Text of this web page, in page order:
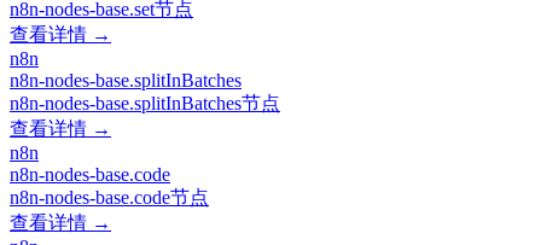
n8n-nodes-base.set节点
查看详情 →
n8n
n8n-nodes-base.splitInBatches
n8n-nodes-base.splitInBatches节点
查看详情 →
n8n
n8n-nodes-base.code
n8n-nodes-base.code节点
查看详情 →